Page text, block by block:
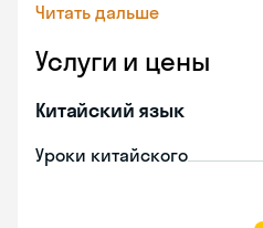
Читать дальше
Услуги и цены
Китайский язык
Уроки китайского